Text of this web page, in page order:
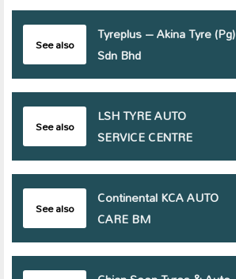
See also
Tyreplus – Akina Tyre (Pg)
Sdn Bhd
See also
LSH TYRE AUTO
SERVICE CENTRE
See also
Continental KCA AUTO
CARE BM